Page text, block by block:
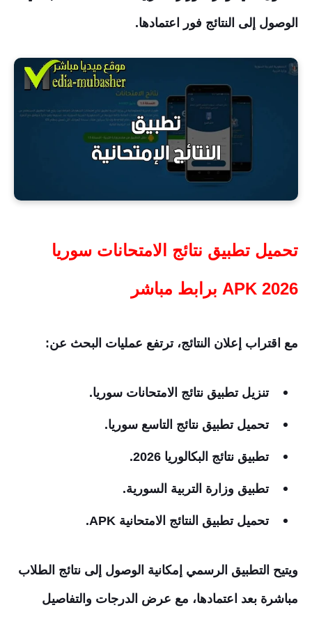
الوصول إلى النتائج فور اعتمادها.
تحميل تطبيق نتائج الامتحانات سوريا
2026 APK برابط مباشر
مع اقتراب إعلان النتائج، ترتفع عمليات البحث عن:
تنزيل تطبيق نتائج الامتحانات سوريا.
تحميل تطبيق نتائج التاسع سوريا.
تطبيق نتائج البكالوريا 2026.
تطبيق وزارة التربية السورية.
تحميل تطبيق النتائج الامتحانية APK.
ويتيح التطبيق الرسمي إمكانية الوصول إلى نتائج الطلاب
مباشرة بعد اعتمادها، مع عرض الدرجات والتفاصيل